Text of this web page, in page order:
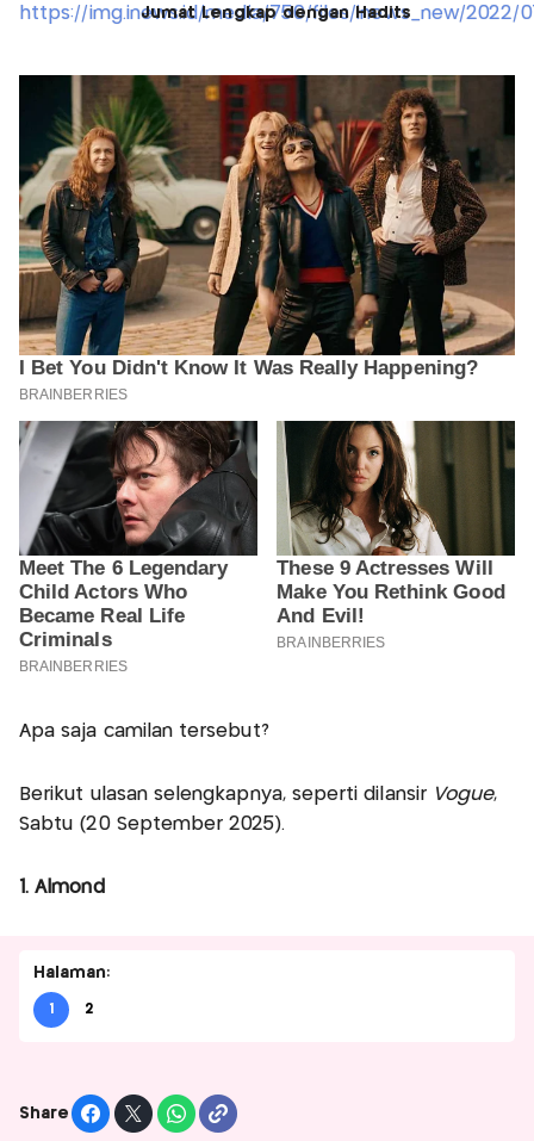
Jumat Lengkap dengan Hadits
Apa saja camilan tersebut?
Berikut ulasan selengkapnya, seperti dilansir Vogue,
Sabtu (20 September 2025).
1. Almond
Halaman:
1 2
Share